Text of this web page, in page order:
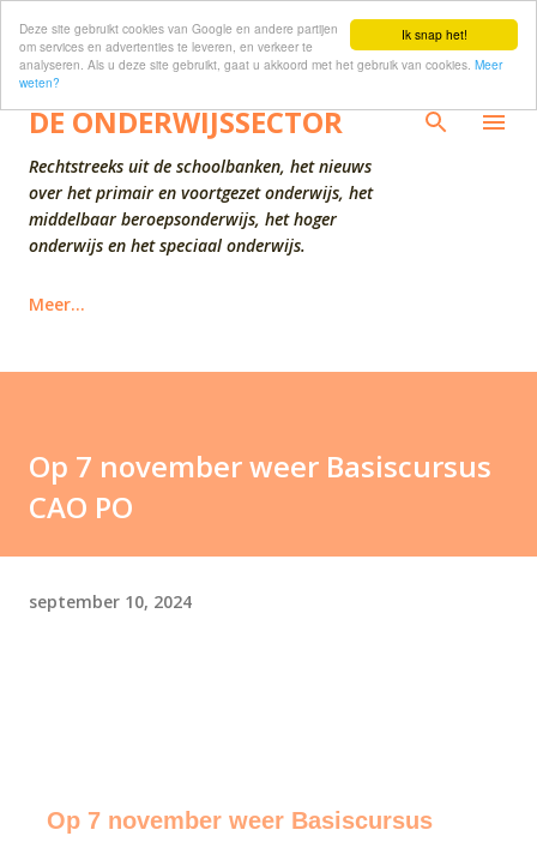
Ik snap het!
Deze site gebruikt cookies van Google en andere partijen
om services en advertenties te leveren, en verkeer te
analyseren. Als u deze site gebruikt, gaat u akkoord met het gebruik van cookies. Meer
weten?
Doorgaan naar hoofdcontent
DE ONDERWIJSSECTOR
Rechtstreeks uit de schoolbanken, het nieuws
over het primair en voortgezet onderwijs, het
middelbaar beroepsonderwijs, het hoger
onderwijs en het speciaal onderwijs.
Meer…
Op 7 november weer Basiscursus
CAO PO
september 10, 2024
Op 7 november weer Basiscursus